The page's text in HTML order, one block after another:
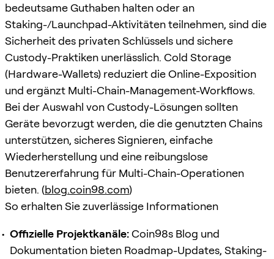
bedeutsame Guthaben halten oder an
Staking-/Launchpad-Aktivitäten teilnehmen, sind die
Sicherheit des privaten Schlüssels und sichere
Custody-Praktiken unerlässlich. Cold Storage
(Hardware-Wallets) reduziert die Online-Exposition
und ergänzt Multi-Chain-Management-Workflows.
Bei der Auswahl von Custody-Lösungen sollten
Geräte bevorzugt werden, die die genutzten Chains
unterstützen, sicheres Signieren, einfache
Wiederherstellung und eine reibungslose
Benutzererfahrung für Multi-Chain-Operationen
bieten. (blog.coin98.com)
So erhalten Sie zuverlässige Informationen
Offizielle Projektkanäle:Coin98s Blog und
Dokumentation bieten Roadmap-Updates, Staking-